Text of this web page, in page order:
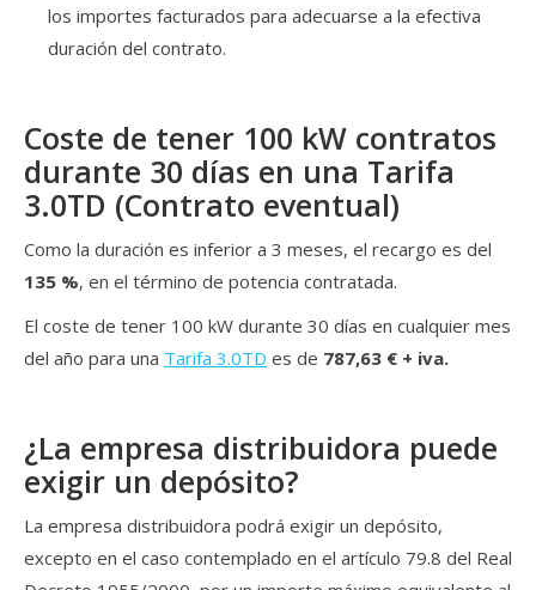
los importes facturados para adecuarse a la efectiva
duración del contrato.
Coste de tener 100 kW contratos
durante 30 días en una Tarifa
3.0TD (Contrato eventual)
Como la duración es inferior a 3 meses, el recargo es del
135 %, en el término de potencia contratada.
El coste de tener 100 kW durante 30 días en cualquier mes
del año para una Tarifa 3.0TD es de 787,63 € + iva.
¿La empresa distribuidora puede
exigir un depósito?
La empresa distribuidora podrá exigir un depósito,
excepto en el caso contemplado en el artículo 79.8 del Real